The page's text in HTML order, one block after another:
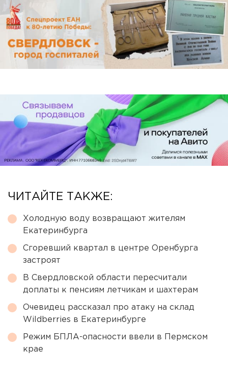
ЧИТАЙТЕ ТАКЖЕ:
Холодную воду возвращают жителям
Екатеринбурга
Сгоревший квартал в центре Оренбурга
застроят
В Свердловской области пересчитали
доплаты к пенсиям летчикам и шахтерам
Очевидец рассказал про атаку на склад
Wildberries в Екатеринбурге
Режим БПЛА-опасности ввели в Пермском
крае